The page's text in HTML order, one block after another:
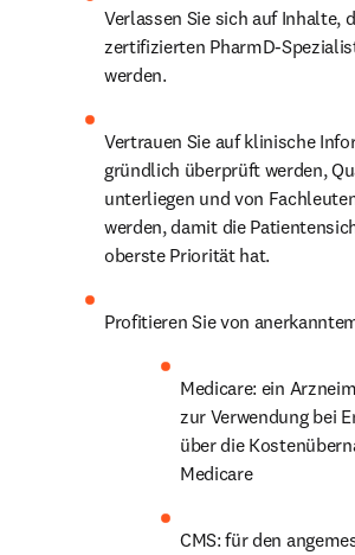
Verlassen Sie sich auf Inhalte,
zertifizierten PharmD-
werden.
Vertrauen Sie auf klinische
gründlich überprüft werden,
unterliegen und von
werden, damit die
oberste Priorität hat.
Profitieren Sie von
Medicare: ein
zur Verwendung bei
über die
Medicare
CMS: für den